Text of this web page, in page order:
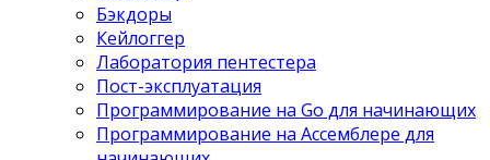
Бэкдоры
Кейлоггер
Лаборатория пентестера
Пост-эксплуатация
Программирование на Go для начинающих
Программирование на Ассемблере для